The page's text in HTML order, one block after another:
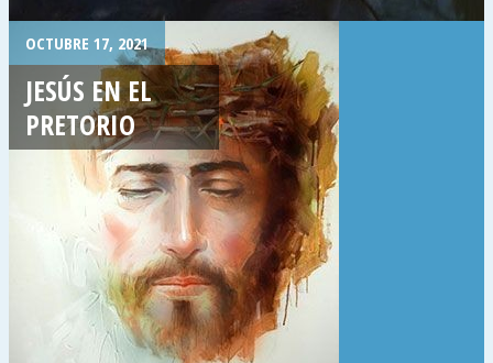
OCTUBRE 17, 2021
JESÚS EN EL
PRETORIO